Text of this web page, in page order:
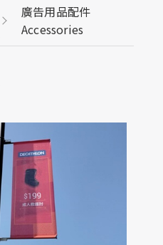
廣告用品配件
Accessories